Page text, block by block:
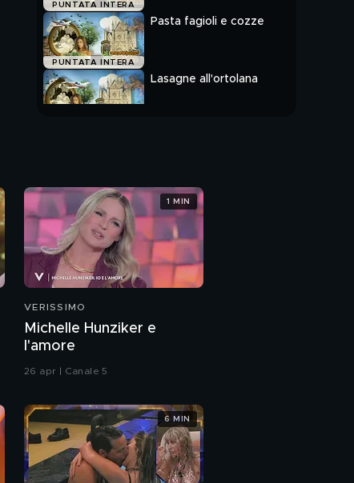
PUNTATA INTERA
PUNTATA INTERA
Pasta fagioli e cozze
Lasagne all'ortolana
VERISSIMO
Michelle Hunziker e
l'amore
26 apr | Canale 5
1 MIN
6 MIN